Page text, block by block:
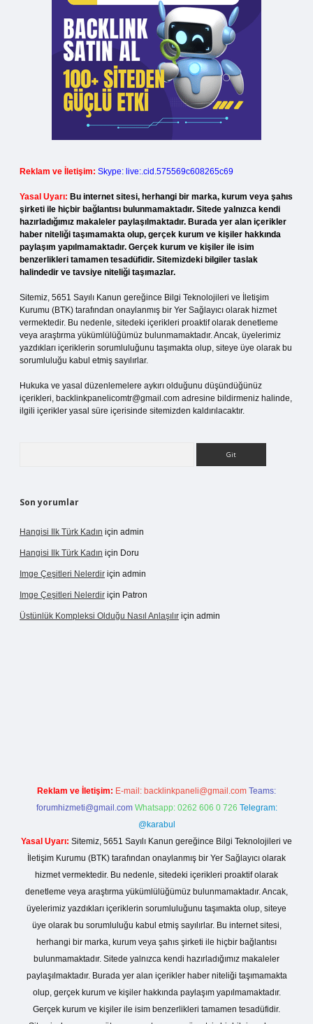
Reklam ve İletişim: Skype: live:.cid.575569c608265c69
Yasal Uyarı: Bu internet sitesi, herhangi bir marka, kurum veya şahıs
şirketi ile hiçbir bağlantısı bulunmamaktadır. Sitede yalnızca kendi
hazırladığımız makaleler paylaşılmaktadır. Burada yer alan içerikler
haber niteliği taşımamakta olup, gerçek kurum ve kişiler hakkında
paylaşım yapılmamaktadır. Gerçek kurum ve kişiler ile isim
benzerlikleri tamamen tesadüfidir. Sitemizdeki bilgiler taslak
halindedir ve tavsiye niteliği taşımazlar.
Sitemiz, 5651 Sayılı Kanun gereğince Bilgi Teknolojileri ve İletişim
Kurumu (BTK) tarafından onaylanmış bir Yer Sağlayıcı olarak hizmet
vermektedir. Bu nedenle, sitedeki içerikleri proaktif olarak denetleme
veya araştırma yükümlülüğümüz bulunmamaktadır. Ancak, üyelerimiz
yazdıkları içeriklerin sorumluluğunu taşımakta olup, siteye üye olarak bu
sorumluluğu kabul etmiş sayılırlar.
Hukuka ve yasal düzenlemelere aykırı olduğunu düşündüğünüz
içerikleri, backlinkpanelicomtr@gmail.com adresine bildirmeniz halinde,
ilgili içerikler yasal süre içerisinde sitemizden kaldırılacaktır.
Son yorumlar
Hangisi Ilk Türk Kadın için admin
Hangisi Ilk Türk Kadın için Doru
Imge Çeşitleri Nelerdir için admin
Imge Çeşitleri Nelerdir için Patron
Üstünlük Kompleksi Olduğu Nasıl Anlaşılır için admin
Reklam ve İletişim: E-mail: backlinkpaneli@gmail.com Teams:
forumhizmeti@gmail.com Whatsapp: 0262 606 0 726 Telegram:
@karabul
Yasal Uyarı: Sitemiz, 5651 Sayılı Kanun gereğince Bilgi Teknolojileri ve
İletişim Kurumu (BTK) tarafından onaylanmış bir Yer Sağlayıcı olarak
hizmet vermektedir. Bu nedenle, sitedeki içerikleri proaktif olarak
denetleme veya araştırma yükümlülüğümüz bulunmamaktadır. Ancak,
üyelerimiz yazdıkları içeriklerin sorumluluğunu taşımakta olup, siteye
üye olarak bu sorumluluğu kabul etmiş sayılırlar. Bu internet sitesi,
herhangi bir marka, kurum veya şahıs şirketi ile hiçbir bağlantısı
bulunmamaktadır. Sitede yalnızca kendi hazırladığımız makaleler
paylaşılmaktadır. Burada yer alan içerikler haber niteliği taşımamakta
olup, gerçek kurum ve kişiler hakkında paylaşım yapılmamaktadır.
Gerçek kurum ve kişiler ile isim benzerlikleri tamamen tesadüfidir.